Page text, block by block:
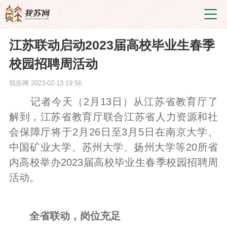
江苏联动启动2023届高校毕业生春季
校园招聘周活动
我苏网 2023-02-13 19:56
记者今天（2月13日）从江苏省教育厅了
解到，江苏省教育厅联合江苏省人力资源和社
会保障厅将于2月26日至3月5日在南京大学、
中国矿业大学、苏州大学、扬州大学等20所省
内高校举办2023届高校毕业生春季校园招聘周
活动。
全省联动，岗位充足